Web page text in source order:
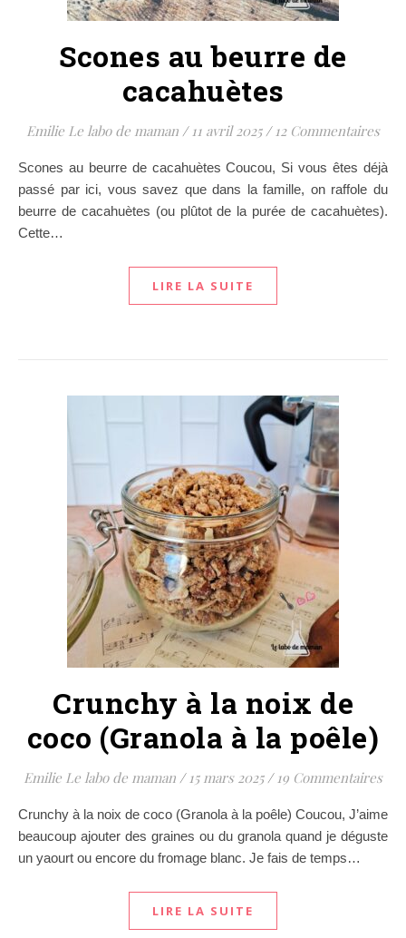
Scones au beurre de
cacahuètes
Emilie Le labo de maman / 11 avril 2025 / 12 Commentaires
Scones au beurre de cacahuètes Coucou, Si vous êtes déjà
passé par ici, vous savez que dans la famille, on raffole du
beurre de cacahuètes (ou plûtot de la purée de cacahuètes).
Cette…
LIRE LA SUITE
Crunchy à la noix de
coco (Granola à la poêle)
Emilie Le labo de maman / 15 mars 2025 / 19 Commentaires
Crunchy à la noix de coco (Granola à la poêle) Coucou, J’aime
beaucoup ajouter des graines ou du granola quand je déguste
un yaourt ou encore du fromage blanc. Je fais de temps…
LIRE LA SUITE